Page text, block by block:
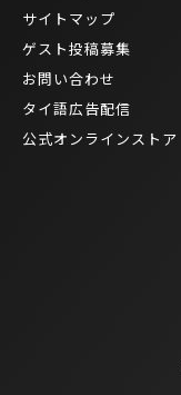
サイトマップ
ゲスト投稿募集
お問い合わせ
タイ語広告配信
公式オンラインストア